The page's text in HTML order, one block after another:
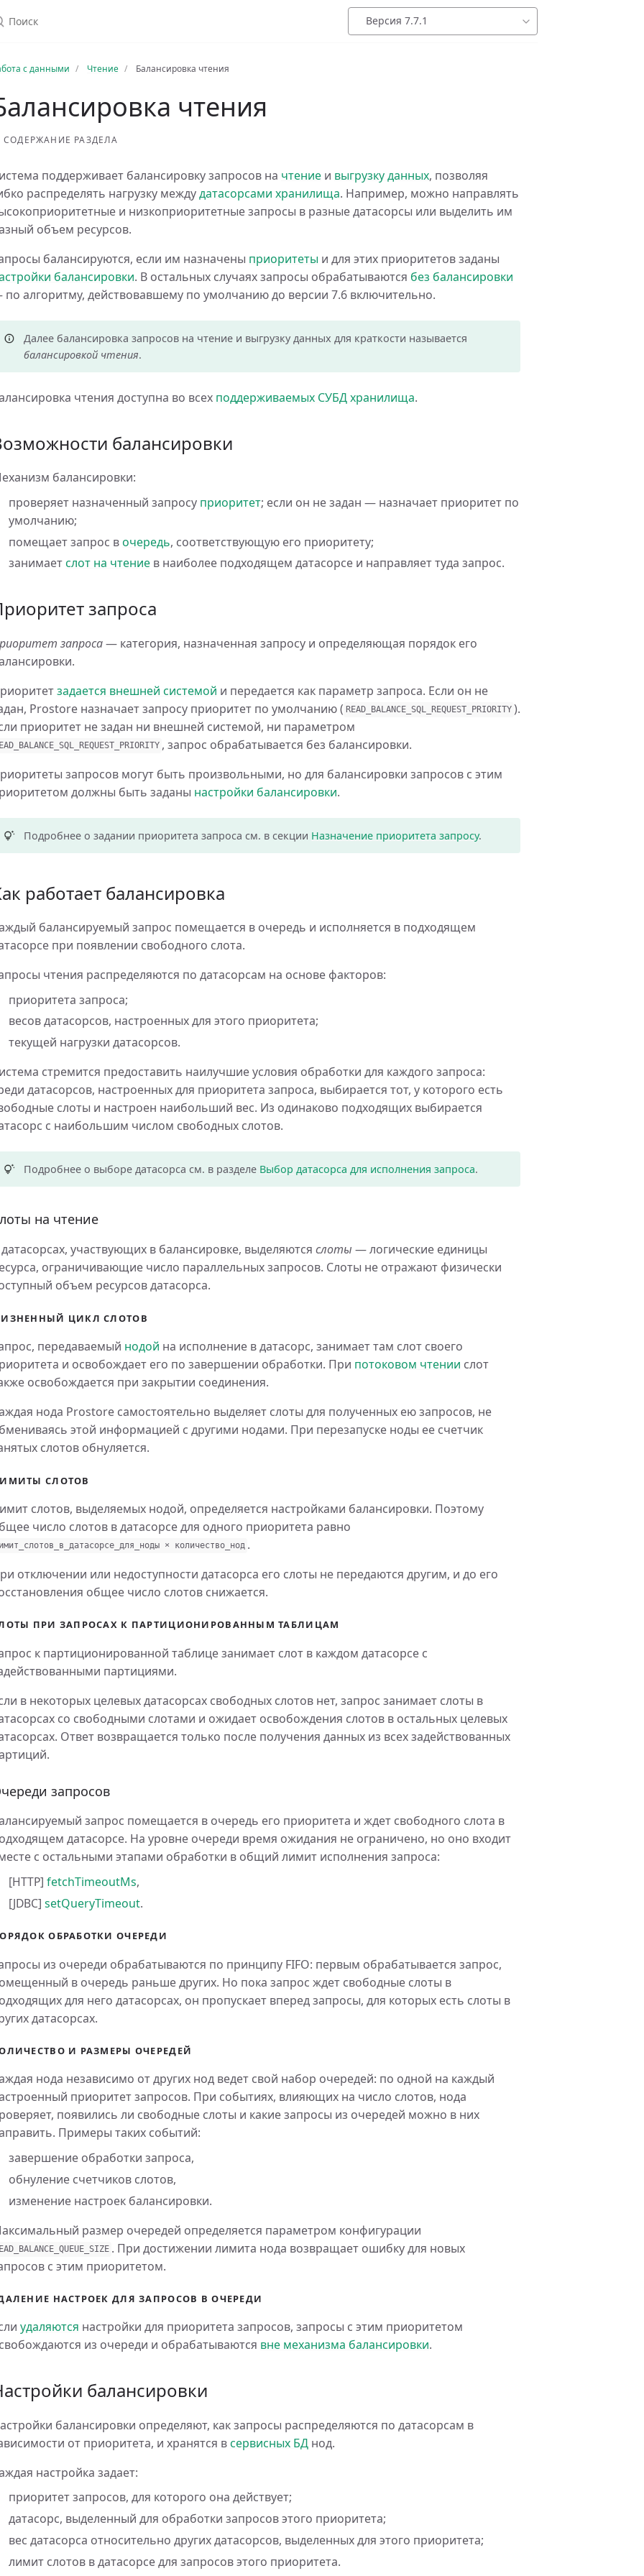
Версия 7.7.1
с данными Чтение Балансировка чтения
чтения
СОДЕРЖАНИЕ РАЗДЕЛА
поддерживает балансировку запросов на чтение и выгрузку данных, позволяя
распределять нагрузку междудатасорсами хранилища. Например, можно направлять
и низкоприоритетные запросы в разные датасорсы или выделить им
объем ресурсов.
балансируются, если им назначены приоритеты и для этих приоритетов заданы
балансировки. В остальных случаях запросы обрабатываются без балансировки
алгоритму, действовавшему по умолчанию до версии 7.6 включительно.
Далее балансировка запросов на чтение и выгрузку данных для краткости называется
балансировкой чтения.
чтения доступна во всех поддерживаемых СУБД хранилища.
балансировки
балансировки:
проверяет назначенный запросу приоритет; если он не задан — назначает приоритет по
умолчанию;
помещает запрос вочередь, соответствующую его приоритету;
занимаетслот на чтение в наиболее подходящем датасорсе и направляет туда запрос.
запроса
запроса— категория, назначенная запросу и определяющая порядок его
задается внешней системой и передается как параметр запроса. Если он не
Prostore назначает запросу приоритет по умолчанию ( READ_BALANCE_SQL_REQUEST_PRIORITY ).
приоритет не задан ни внешней системой, ни параметром
, запрос обрабатывается без балансировки.
запросов могут быть произвольными, но для балансировки запросов с этим
должны быть заданы настройки балансировки.
Подробнее о задании приоритета запроса см. в секции Назначение приоритета запросу.
работает балансировка
балансируемый запрос помещается в очередь и исполняется в подходящем
при появлении свободного слота.
чтения распределяются по датасорсам на основе факторов:
приоритета запроса;
весов датасорсов, настроенных для этого приоритета;
текущей нагрузки датасорсов.
стремится предоставить наилучшие условия обработки для каждого запроса:
датасорсов, настроенных для приоритета запроса, выбирается тот, у которого есть
слоты и настроен наибольший вес. Из одинаково подходящих выбирается
с наибольшим числом свободных слотов.
Подробнее о выборе датасорса см. в разделе Выбор датасорса для исполнения запроса.
на чтение
участвующих в балансировке, выделяются слоты — логические единицы
ограничивающие число параллельных запросов. Слоты не отражают физически
объем ресурсов датасорса.
ЦИКЛ СЛОТОВ
передаваемый нодой на исполнение в датасорс, занимает там слот своего
и освобождает его по завершении обработки. При потоковом чтении слот
освобождается при закрытии соединения.
нода Prostore самостоятельно выделяет слоты для полученных ею запросов, не
этой информацией с другими нодами. При перезапуске ноды ее счетчик
слотов обнуляется.
СЛОТОВ
слотов, выделяемых нодой, определяется настройками балансировки. Поэтому
число слотов в датасорсе для одного приоритета равно
слотов в датасорсе_ для ноды × количество_ нод .
отключении или недоступности датасорса его слоты не передаются другим, и до его
общее число слотов снижается.
ПРИ ЗАПРОСАХ К ПАРТИЦИОНИРОВАННЫМ ТАБЛИЦАМ
к партиционированной таблице занимает слот в каждом датасорсе с
партициями.
в некоторых целевых датасорсах свободных слотов нет, запрос занимает слоты в
со свободными слотами и ожидает освобождения слотов в остальных целевых
Ответ возвращается только после получения данных из всех задействованных
запросов
запрос помещается в очередь его приоритета и ждет свободного слота в
датасорсе. На уровне очереди время ожидания не ограничено, но оно входит
с остальными этапами обработки в общий лимит исполнения запроса:
[HTTP] fetchTimeoutMs,
[JDBC] setQueryTimeout.
ОБРАБОТКИ ОЧЕРЕДИ
из очереди обрабатываются по принципу FIFO: первым обрабатывается запрос,
в очередь раньше других. Но пока запрос ждет свободные слоты в
для него датасорсах, он пропускает вперед запросы, для которых есть слоты в
датасорсах.
И РАЗМЕРЫ ОЧЕРЕДЕЙ
нода независимо от других нод ведет свой набор очередей: по одной на каждый
приоритет запросов. При событиях, влияющих на число слотов, нода
появились ли свободные слоты и какие запросы из очередей можно в них
Примеры таких событий:
завершение обработки запроса,
обнуление счетчиков слотов,
изменение настроек балансировки.
размер очередей определяется параметром конфигурации
. При достижении лимита нода возвращает ошибку для новых
с этим приоритетом.
НАСТРОЕК ДЛЯ ЗАПРОСОВ В ОЧЕРЕДИ
удаляются настройки для приоритета запросов, запросы с этим приоритетом
из очереди и обрабатываются вне механизма балансировки.
балансировки
балансировки определяют, как запросы распределяются по датасорсам в
от приоритета, и хранятся всервисных БД нод.
настройка задает:
приоритет запросов, для которого она действует;
датасорс, выделенный для обработки запросов этого приоритета;
вес датасорса относительно других датасорсов, выделенных для этого приоритета;
лимит слотов в датасорсе для запросов этого приоритета.